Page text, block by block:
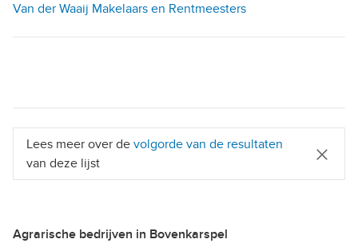
Van der Waaij Makelaars en Rentmeesters
Lees meer over de volgorde van de resultaten
van deze lijst
Agrarische bedrijven in Bovenkarspel